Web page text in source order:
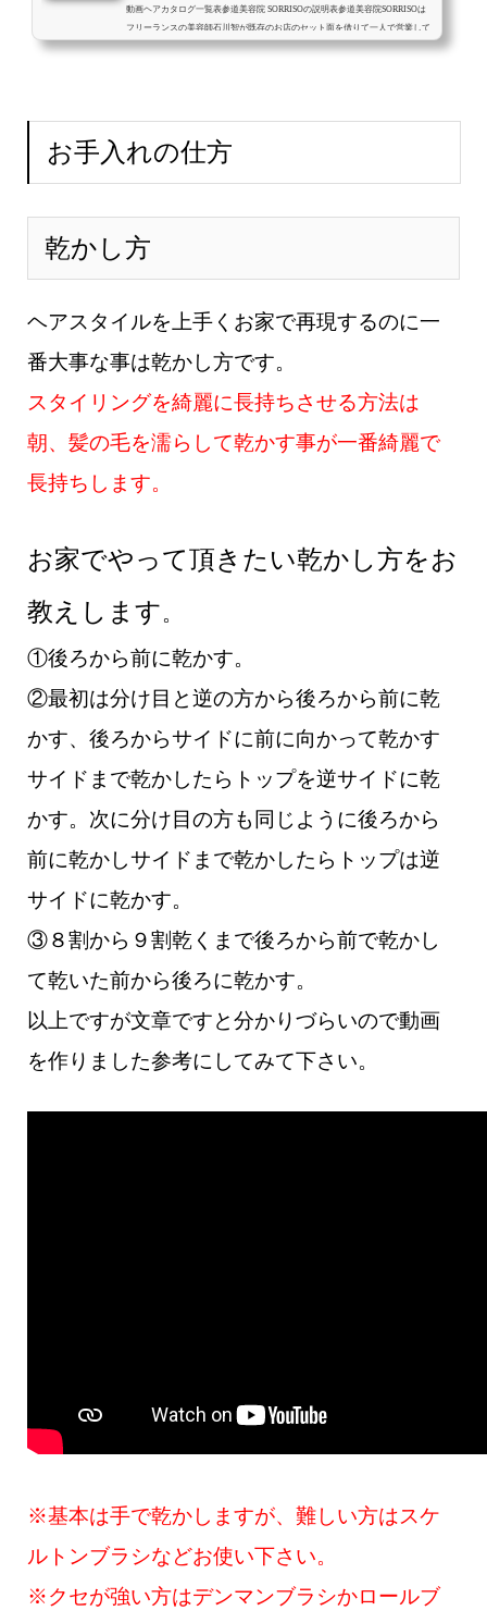
動画ヘアカタログ一覧表参道美容院 SORRISOの説明表参道美容院SORRISOは
フリーランスの美容師石川智が既存のお店のセット面を借りて一人で営業して
いる美容院です。最初から最後まで美容師石川智が一人で対応させて頂きま
お手入れの仕方
乾かし方
ヘアスタイルを上手くお家で再現するのに一
番大事な事は乾かし方です。
スタイリングを綺麗に長持ちさせる方法は
朝、髪の毛を濡らして乾かす事が一番綺麗で
長持ちします。
お家でやって頂きたい乾かし方をお
教えします。
①後ろから前に乾かす。
②最初は分け目と逆の方から後ろから前に乾
かす、後ろからサイドに前に向かって乾かす
サイドまで乾かしたらトップを逆サイドに乾
かす。 次に分け目の方も同じように後ろから
前に乾かしサイドまで乾かしたらトップは逆
サイドに乾かす。
③８割から９割乾くまで後ろから前で乾かし
て乾いた前から後ろに乾かす。
以上ですが文章ですと分かりづらいので動画
を作りました参考にしてみて下さい。
※基本は手で乾かしますが、難しい方はスケ
ルトンブラシなどお使い下さい。
※クセが強い方はデンマンブラシかロールブ